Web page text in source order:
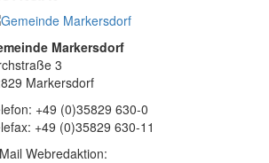
Markersdorf
3
Markersdorf
+49 (0)35829 630-0
+49 (0)35829 630-11
Webredaktion: